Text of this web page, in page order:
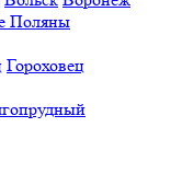
Поляны
Гороховец